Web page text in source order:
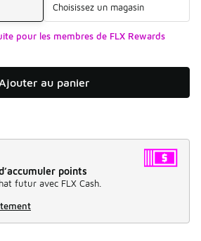
Choisissez un magasin
pour les membres de FLX Rewards
au panier
points
futur avec FLX Cash.